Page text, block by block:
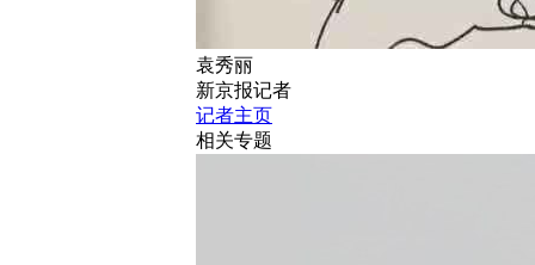
袁秀丽
新京报记者
记者主页
相关专题